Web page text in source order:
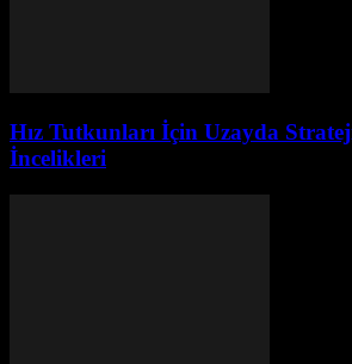
Hız Tutkunları İçin Uzayda
İncelikleri